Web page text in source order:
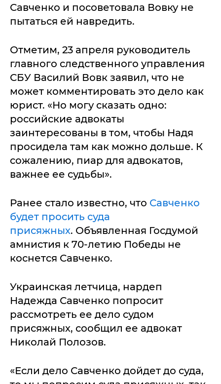
Савченко и посоветовала Вовку не
пытаться ей навредить.
Отметим, 23 апреля руководитель
главного следственного управления
СБУ Василий Вовк заявил, что не
может комментировать это дело как
юрист. «Но могу сказать одно:
российские адвокаты
заинтересованы в том, чтобы Надя
просидела там как можно дольше. К
сожалению, пиар для адвокатов,
важнее ее судьбы».
Ранее стало известно, что Савченко
будет просить суда
присяжных. Объявленная Госдумой
амнистия к 70-летию Победы не
коснется Савченко.
Украинская летчица, нардеп
Надежда Савченко попросит
рассмотреть ее дело судом
присяжных, сообщил ее адвокат
Николай Полозов.
«Если дело Савченко дойдет до суда,